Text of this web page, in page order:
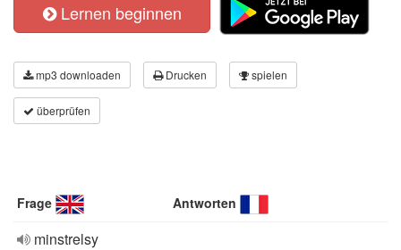
Lernen beginnen
mp3 downloaden Drucken spielen
überprüfen
Frage Antworten
minstrelsy